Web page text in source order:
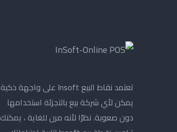
تعتمد نقاط البيع Insoft على واجهة ذكية
يمكن لأي شركة بيع بالتجزئة استخدامها
دون صعوبة. نظرًا لأنه مرن للغاية ، يمكنك